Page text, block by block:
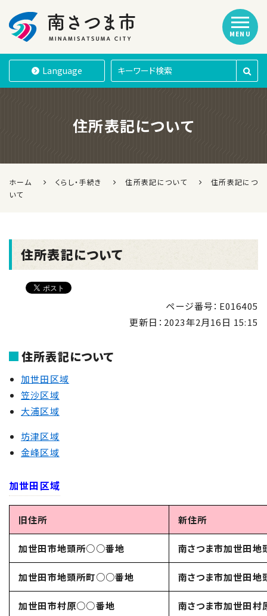
南さつま市
Language
MENU
住所表記について
ホーム くらし・手続き 住所表記について
住所表記につ
いて
住所表記について
ページ番号：E016405
更新日： 2023年2月16日 15:15
住所表記について
加世田区域
笠沙区域
大浦区域
坊津区域
金峰区域
加世田区域
旧住所 新住所
加世田市地頭所○○番地 南さつま市加世田
加世田市地頭所町○○番地 南さつま市加世田
加世田市村原○○番地 南さつま市加世田